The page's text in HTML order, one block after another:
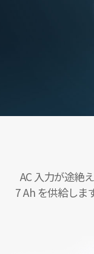
AC 入力が途絶
7 Ah を供給しま